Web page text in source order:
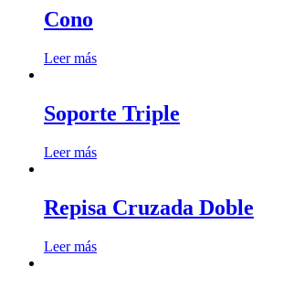
Cono
Leer más
Soporte Triple
Leer más
Repisa Cruzada Doble
Leer más